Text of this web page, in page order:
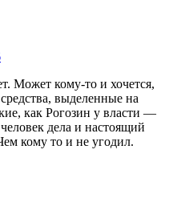
Может кому-то и хочется,
выделенные на
как Рогозин у власти —
дела и настоящий
кому то и не угодил.